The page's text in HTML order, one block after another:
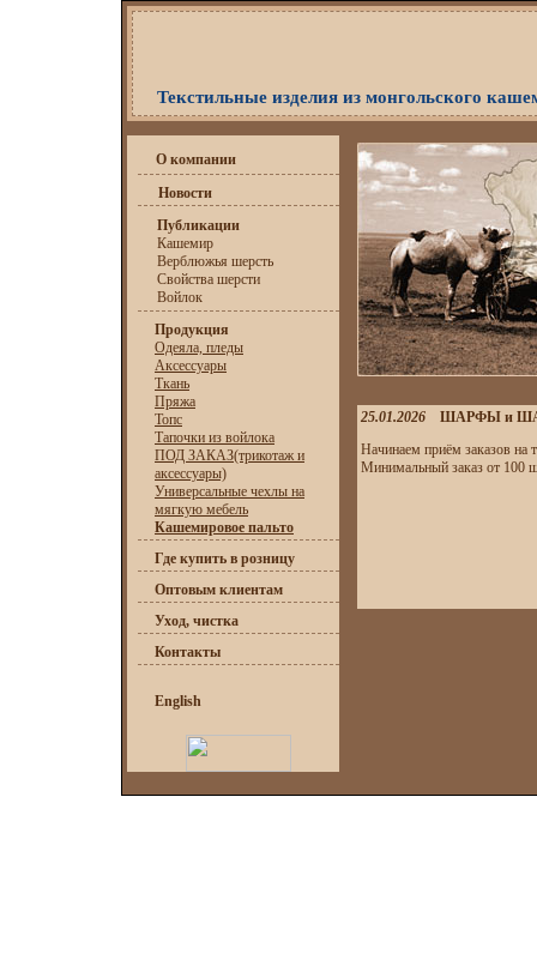
Текстильные изделия из монгольского
О компании
Новости
Публикации
Кашемир
Верблюжья шерсть
Свойства шерсти
Войлок
Продукция
Одеяла, пледы
Аксессуары
Ткань
Пряжа
Топс
Тапочки из войлока
ПОД ЗАКАЗ(трикотаж и
аксессуары)
Универсальные чехлы на
мягкую мебель
Кашемировое пальто
Где купить в розницу
Оптовым клиентам
Уход, чистка
Контакты
English
25.01.2026
ШАРФЫ и
Начинаем приём заказов
Минимальный заказ от 100